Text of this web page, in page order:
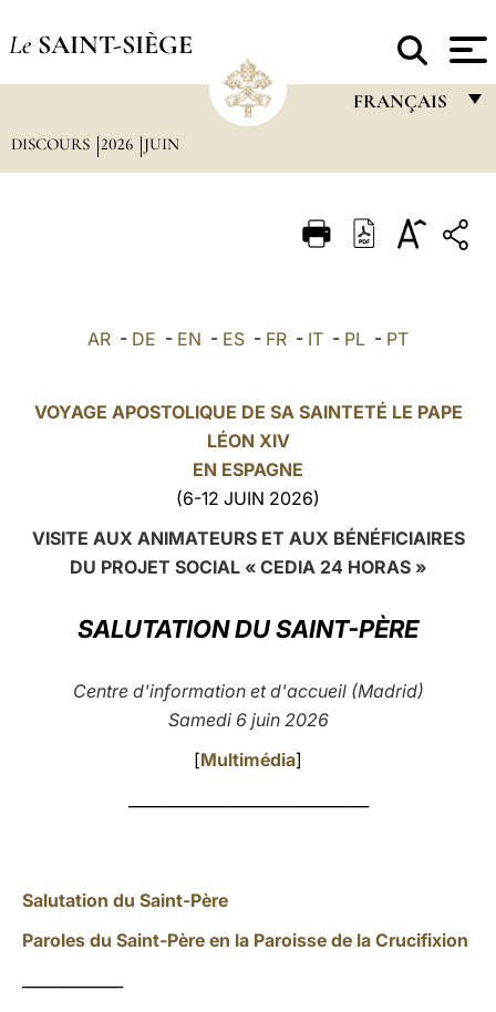
Le SAINT-SIÈGE
FRANÇAIS
ITALIANO
POLSKI
LATINE
DISCOURS 2026 JUIN
AR - DE - EN - ES - FR - IT - PL - PT
VOYAGE APOSTOLIQUE DE SA SAINTETÉ LE PAPE
LÉON XIV
EN ESPAGNE
(6-12 JUIN 2026)
VISITE AUX ANIMATEURS ET AUX BÉNÉFICIAIRES
DU PROJET SOCIAL « CEDIA 24 HORAS »
SALUTATION DU SAINT-PÈRE
Centre d'information et d'accueil (Madrid)
Samedi 6 juin 2026
[Multimédia]
Salutation du Saint-Père
Paroles du Saint-Père en la Paroisse de la Crucifixion